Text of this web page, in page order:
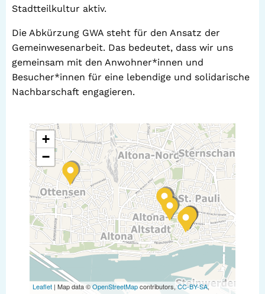
Stadtteilkultur aktiv.
Die Abkürzung GWA steht für den Ansatz der
Gemeinwesenarbeit. Das bedeutet, dass wir uns
gemeinsam mit den Anwohner*innen und
Besucher*innen für eine lebendige und solidarische
Nachbarschaft engagieren.
+
−
Leaflet | Map data ©OpenStreetMapcontributors, CC-BY-SA,